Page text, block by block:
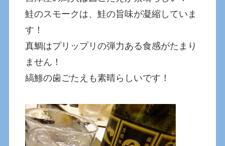
鮭のスモークは、鮭の旨味が凝縮していま
す！
真鯛はプリップリの弾力ある食感がたまり
ません！
縞鯵の歯ごたえも素晴らしいです！